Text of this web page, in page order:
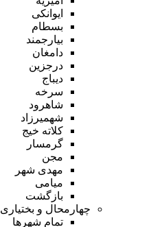
ایوانکی
بسطام
بیارجمند
دامغان
درجزین
دیباج
سرخه
شاهرود
شهمیرزاد
کلاته خیج
گرمسار
مجن
مهدی شهر
میامی
بازگشت
چهارمحال و بختیاری
تمام شهر‌ها